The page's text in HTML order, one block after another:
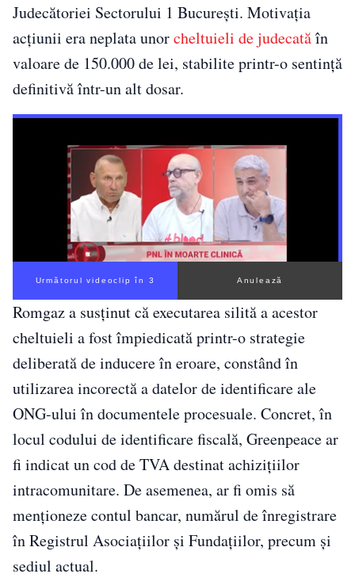
Judecătoriei Sectorului 1 București. Motivația
acțiunii era neplata unorcheltuieli de judecatăîn
valoare de 150.000 de lei, stabilite printr-o sentință
definitivă într-un alt dosar.
Următorul videoclip în 2 Anulează
Romgaz a susținut că executarea silită a acestor
cheltuieli a fost împiedicată printr-o strategie
deliberată de inducere în eroare, constând în
utilizarea incorectă a datelor de identificare ale
ONG-ului în documentele procesuale. Concret, în
locul codului de identificare fiscală, Greenpeace ar
fi indicat un cod de TVA destinat achizițiilor
intracomunitare. De asemenea, ar fi omis să
menționeze contul bancar, numărul de înregistrare
în Registrul Asociațiilor și Fundațiilor, precum și
sediul actual.